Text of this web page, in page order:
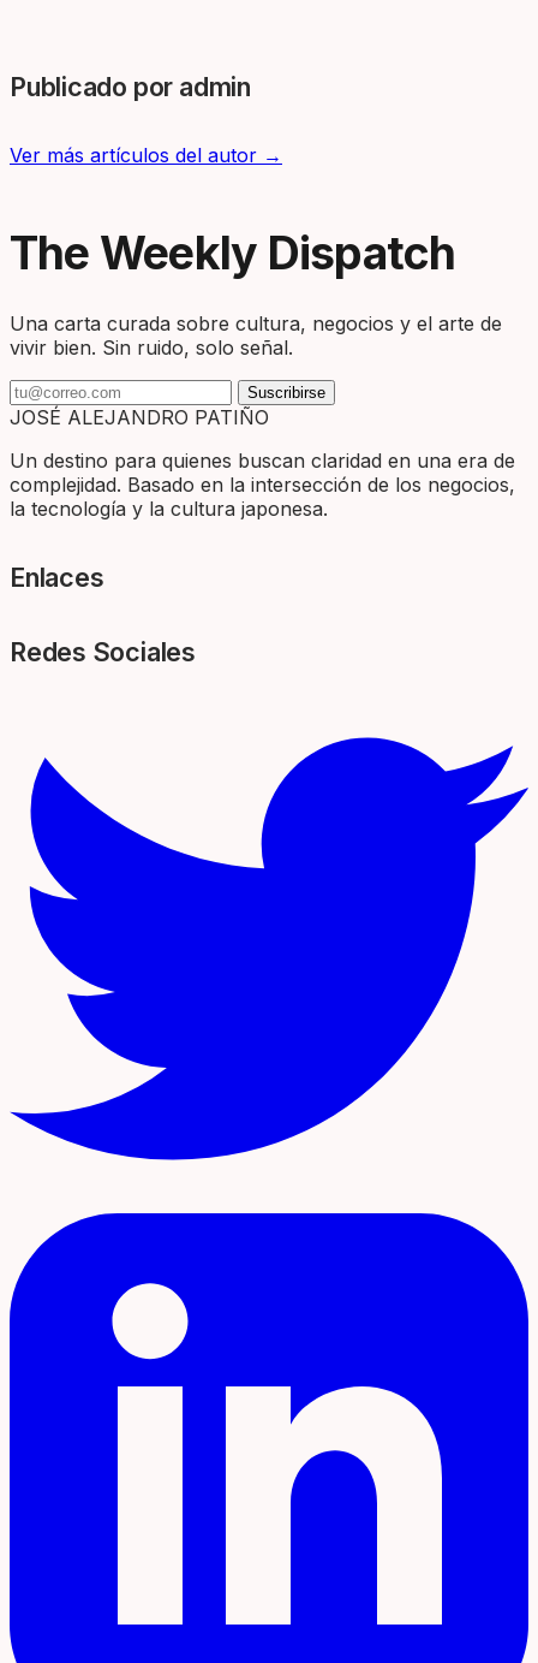
Publicado por admin
Ver más artículos del autor →
The Weekly Dispatch
Una carta curada sobre cultura, negocios y el arte de
vivir bien. Sin ruido, solo señal.
Suscribirse
JOSÉ ALEJANDRO PATIÑO
Un destino para quienes buscan claridad en una era de
complejidad. Basado en la intersección de los negocios,
la tecnología y la cultura japonesa.
Enlaces
Redes Sociales